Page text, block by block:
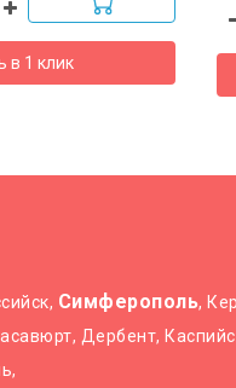
в 1 клик
Симферополь,
Дербент,